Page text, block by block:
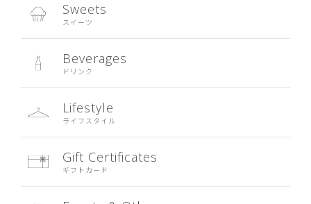
Sweets
スイーツ
Beverages
ドリンク
Lifestyle
ライフスタイル
Gift Certificates
ギフトカード